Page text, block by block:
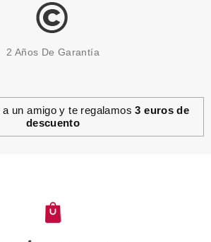
RALPH LAUREN
73.30€
2 Años De Garantía
a un amigo y te regalamos3 euros de
descuento